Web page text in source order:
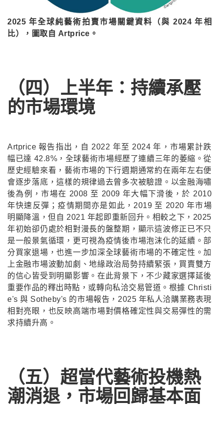
2025 年全球純藝術拍賣市場關鍵資料（與 2024 年相
比），圖取自 Artprice。
（四）上半年：持續承壓
的市場環境
Artprice 報告指出，自 2022 年至 2024 年，市場累計跌
幅已達 42.8%，全球藝術市場經歷了連續三年的萎縮。從
歷史經驗來看，藝術市場的下行週期通常約在兩年左右便
會逐步落底，這樣的規律過去曾多次被驗證。以金融海嘯
後為例，市場在 2008 至 2009 年大幅下滑後，於 2010
年快速反彈；疫情期間亦是如此，2019 至 2020 年市場
明顯降溫，但自 2021 年起即重新回升。相較之下，2025
年初始卻仍處於相對漫長的盤整期，顯示這波修正已不只
是一般景氣循環，更可視為疫情後市場泡沫化的延續。部
分買家退場，也進一步加深全球藝術市場的不確定性。加
上金融市場波動加劇、地緣政治局勢持續緊張，買賣雙方
的信心皆受到明顯影響。在此背景下，不少藏家選擇延後
重要作品的釋出時點，或轉向私洽交易管道。根據 Christi
e's 與 Sotheby's 的市場報告，2025 年私人洽購業務表現
相對亮眼，也反映高端市場對價格確定性與交易彈性的需
求持續升高。
（五）超當代藝術投機熱
潮消退，市場回歸基本面